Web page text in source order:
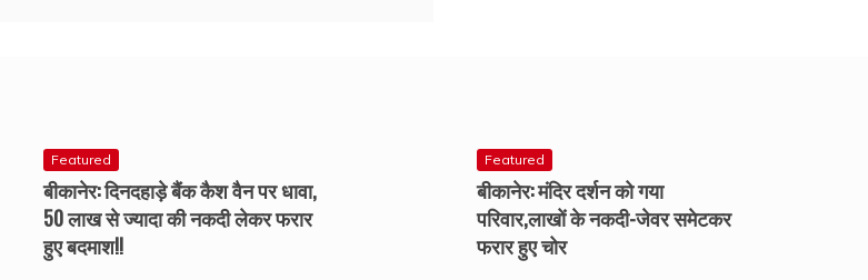
Featured
बीकानेर: दिनदहाड़े बैंक कैश वैन पर धावा,
50 लाख से ज्यादा की नकदी लेकर फरार
हुए बदमाश!!
Featured
बीकानेर: मंदिर दर्शन को गया
परिवार,लाखों के नकदी-जेवर समेटकर
फरार हुए चोर